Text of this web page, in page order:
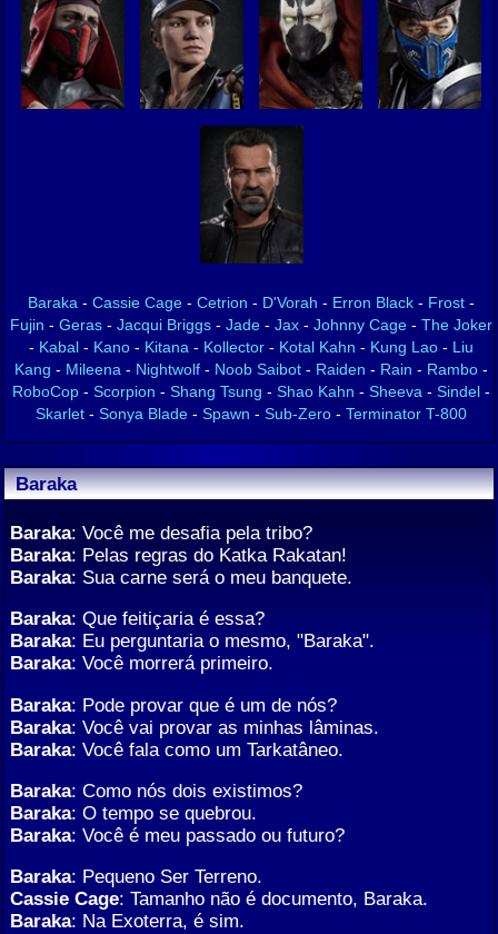
Baraka - Cassie Cage - Cetrion - D'Vorah - Erron Black - Frost -
Fujin - Geras - Jacqui Briggs - Jade - Jax - Johnny Cage - The Joker
- Kabal - Kano - Kitana - Kollector - Kotal Kahn - Kung Lao - Liu
Kang - Mileena - Nightwolf - Noob Saibot - Raiden - Rain - Rambo -
RoboCop - Scorpion - Shang Tsung - Shao Kahn - Sheeva - Sindel -
Skarlet - Sonya Blade - Spawn - Sub-Zero - Terminator T-800
Baraka
Baraka: Você me desafia pela tribo?
Baraka: Pelas regras do Katka Rakatan!
Baraka: Sua carne será o meu banquete.
Baraka: Que feitiçaria é essa?
Baraka: Eu perguntaria o mesmo, "Baraka".
Baraka: Você morrerá primeiro.
Baraka: Pode provar que é um de nós?
Baraka: Você vai provar as minhas lâminas.
Baraka: Você fala como um Tarkatâneo.
Baraka: Como nós dois existimos?
Baraka: O tempo se quebrou.
Baraka: Você é meu passado ou futuro?
Baraka: Pequeno Ser Terreno.
Cassie Cage: Tamanho não é documento, Baraka.
Baraka: Na Exoterra, é sim.